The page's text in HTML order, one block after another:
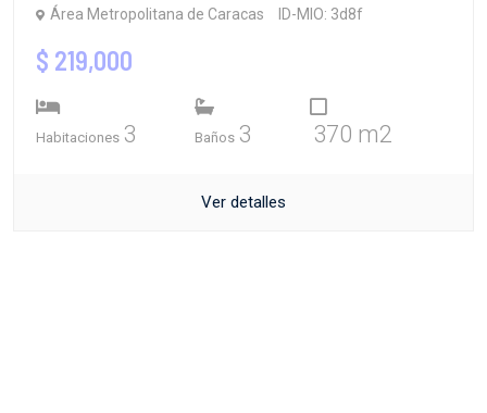
Área Metropolitana de Caracas ID-MIO: 3d8f
$ 219,000
Habitaciones 3 Baños 3 370 m2
Ver detalles